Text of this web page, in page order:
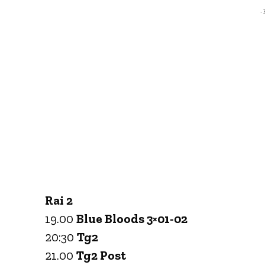
-
Rai 2
19.00 Blue Bloods 3×01-02
20:30 Tg2
21.00 Tg2 Post